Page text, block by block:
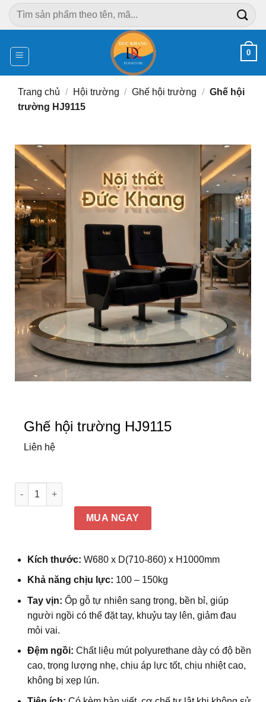
Chuyển
đến
dung
Tìm
kiếm:
0
Trang chủ / Hội trường / Ghế hội trường / Ghế hội
trường HJ9115
Ghế hội trường HJ9115
Liên hệ
Ghế hội trường HJ9115 số lượng
MUA NGAY
Kích thước: W680 x D(710-860) x H1000mm
Khả năng chịu lực: 100 – 150kg
Tay vịn: Ốp gỗ tự nhiên sang trọng, bền bỉ, giúp
người ngồi có thể đặt tay, khuỷu tay lên, giảm đau
mỏi vai.
Đệm ngồi: Chất liệu mút polyurethane dày có độ bền
cao, trọng lượng nhẹ, chịu áp lực tốt, chịu nhiệt cao,
không bị xẹp lún.